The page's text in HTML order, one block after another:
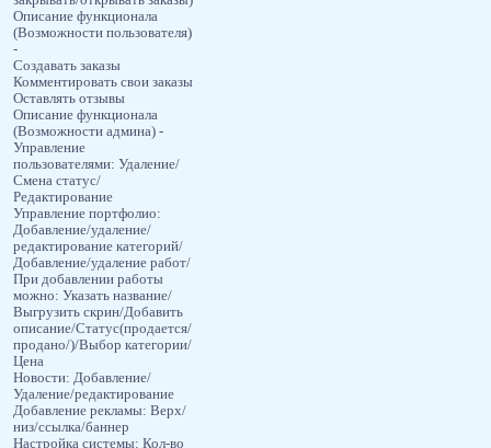
Описание функционала
(Возможности пользователя)
-
Создавать заказы
Комментировать свои заказы
Оставлять отзывы
Описание функционала
(Возможности админа) -
Управление
пользователями: Удаление/
Смена статус/
Редактирование
Управление портфолио:
Добавление/удаление/
редактирование категорий/
Добавление/удаление работ/
При добавлении работы
можно: Указать название/
Выгрузить скрин/Добавить
описание/Статус(продается/
продано/)/Выбор категории/
Цена
Новости: Добавление/
Удаление/редактирование
Добавление рекламы: Верх/
низ/ссылка/баннер
Настройка системы: Кол-во